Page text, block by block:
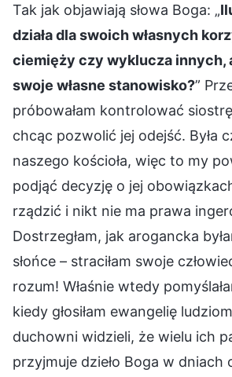
Tak jak objawiają słowa Boga: „
działa dla swoich własnych
ciemięży czy wyklucza innych,
swoje własne stanowisko?”
próbowałam kontrolować
chcąc pozwolić jej odejść. Była
naszego kościoła, więc to my
podjąć decyzję o jej
rządzić i nikt nie ma prawa
Dostrzegłam, jak arogancka
słońce – straciłam swoje
rozum! Właśnie wtedy
kiedy głosiłam ewangelię
duchowni widzieli, że wielu ich
przyjmuje dzieło Boga w dniach